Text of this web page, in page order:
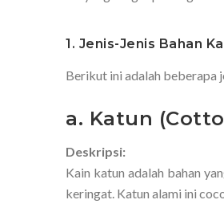
1. Jenis-Jenis Bahan
Berikut ini adalah beberapa
a. Katun
Deskripsi:
Kain katun adalah bahan
keringat. Katun alami ini